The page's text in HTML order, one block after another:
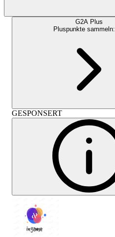
G2A Plus
Pluspunkte sammeln:
GESPONSERT